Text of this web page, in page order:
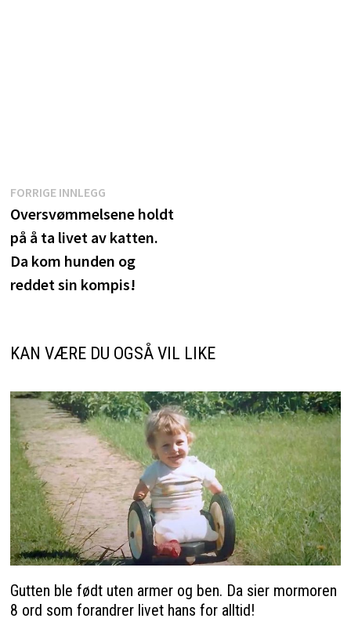
Innleggsnavigasjon
FORRIGE INNLEGGForrige
innlegg:
Oversvømmelsene holdt
på å ta livet av katten.
Da kom hunden og
reddet sin kompis!
KAN VÆRE DU OGSÅ VIL LIKE
Gutten ble født uten armer og ben. Da sier mormoren
8 ord som forandrer livet hans for alltid!